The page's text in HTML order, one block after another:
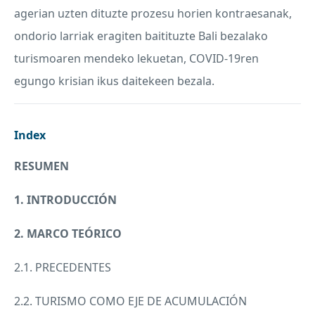
agerian uzten dituzte prozesu horien kontraesanak,
ondorio larriak eragiten baitituzte Bali bezalako
turismoaren mendeko lekuetan, COVID-19ren
egungo krisian ikus daitekeen bezala.
Index
RESUMEN
1. INTRODUCCIÓN
2. MARCO TEÓRICO
2.1. PRECEDENTES
2.2. TURISMO COMO EJE DE ACUMULACIÓN